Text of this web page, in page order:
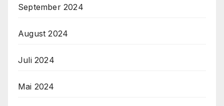
September 2024
August 2024
Juli 2024
Mai 2024